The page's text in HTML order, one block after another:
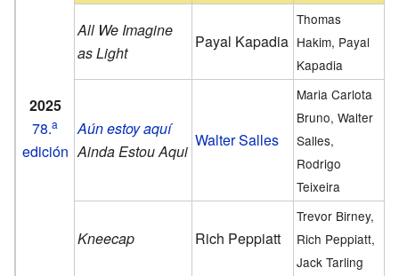
2025
78.a
edición
All We Imagine
as Light
Payal Kapadia
Thomas
Hakim, Payal
Kapadia
Aún estoy aquí
Ainda Estou Aqui
Walter Salles
Maria Carlota
Bruno, Walter
Salles,
Rodrigo
Teixeira
Kneecap Rich Peppiatt
Trevor Birney,
Rich Peppiatt,
Jack Tarling